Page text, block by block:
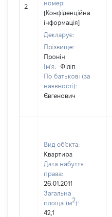
2
номер:
[Конфіденційна
інформація]
Декларує:
Прізвище:
Пронін
Ім'я:
Філіп
По батькові (за
наявності):
Євгенович
Вид об'єкта:
Квартира
Дата набуття
права:
26.01.2011
Загальна
площа (м2):
42,1